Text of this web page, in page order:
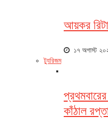
আয়কর
১৭ অগাস্ট
ট্যুরিজম
কাঁঠাল